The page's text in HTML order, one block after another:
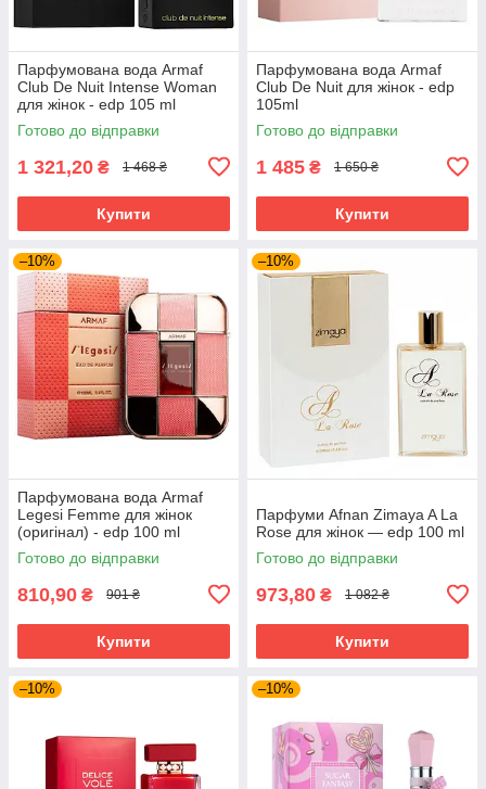
Парфумована вода Armaf
Club De Nuit Intense Woman
для жінок - edp 105 ml
Готово до відправки
1 321,20 ₴ 1 468 ₴
Купити
Парфумована вода Armaf
Club De Nuit для жінок - edp
105ml
Готово до відправки
1 485 ₴ 1 650 ₴
Купити
–10%
Парфумована вода Armaf
Legesi Femme для жінок
(оригінал) - edp 100 ml
Готово до відправки
810,90 ₴ 901 ₴
Купити
–10%
Парфуми Afnan Zimaya A La
Rose для жінок — edp 100 ml
Готово до відправки
973,80 ₴ 1 082 ₴
Купити
–10% –10%